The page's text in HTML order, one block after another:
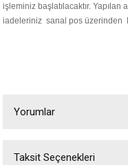
işleminiz başlatılacaktır. Yapılan
iadeleriniz sanal pos üzerinden
Yorumlar
Taksit Seçenekleri